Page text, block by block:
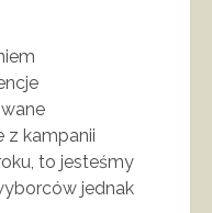
z kampanii
to jesteśmy
jednak